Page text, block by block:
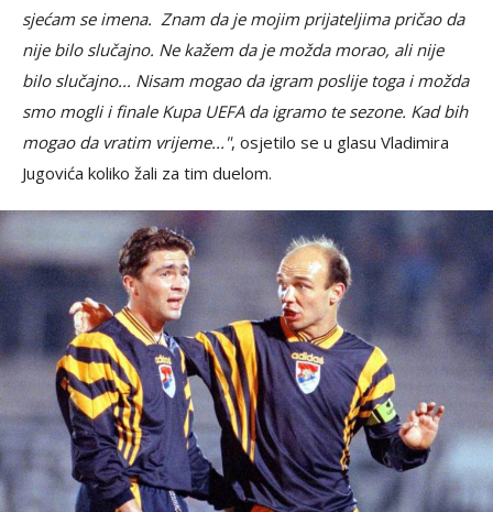
sjećam se imena. Znam da je mojim prijateljima pričao da
nije bilo slučajno. Ne kažem da je možda morao, ali nije
bilo slučajno... Nisam mogao da igram poslije toga i možda
smo mogli i finale Kupa UEFA da igramo te sezone. Kad bih
mogao da vratim vrijeme...", osjetilo se u glasu Vladimira
Jugovića koliko žali za tim duelom.